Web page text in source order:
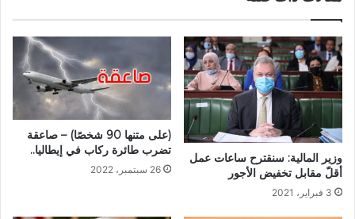
وزير المالية: سنقترح ساعات عمل
أقلّ مقابل تخفيض الأجور
3 فبراير، 2021
(على متنها 90 شخصًا) – صاعقة
تضرب طائرة ركاب في إيطاليا..
26 سبتمبر، 2022